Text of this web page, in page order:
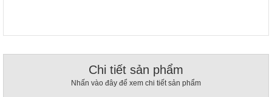
Chi tiết sản phẩm
Nhấn vào đây để xem chi tiết sản phẩm